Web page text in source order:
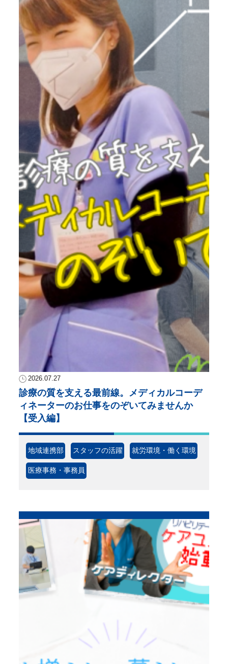
2026.07.27
診療の質を支える最前線。メディカルコーデ
ィネーターのお仕事をのぞいてみませんか
【受入編】
地域連携部 スタッフの活躍 就労環境・働く環境
医療事務・事務員